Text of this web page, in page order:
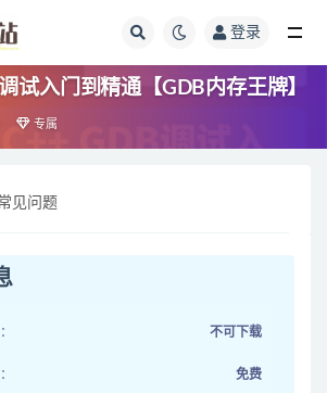
登录
试入门到精通【GDB内存王牌】
专属
见问题
不可下载
免费